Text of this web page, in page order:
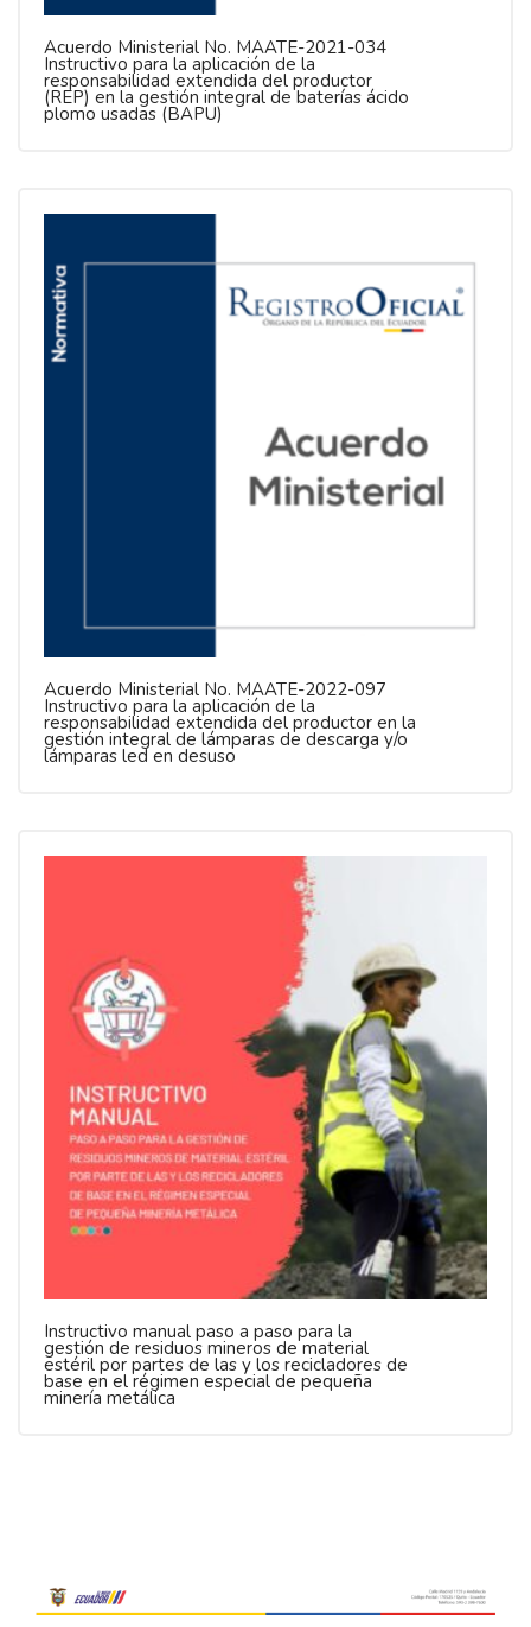
Acuerdo Ministerial No. MAATE-2021-034
Instructivo para la aplicación de la
responsabilidad extendida del productor
(REP) en la gestión integral de baterías ácido
plomo usadas (BAPU)
Acuerdo Ministerial No. MAATE-2022-097
Instructivo para la aplicación de la
responsabilidad extendida del productor en la
gestión integral de lámparas de descarga y/o
lámparas led en desuso
Instructivo manual paso a paso para la
gestión de residuos mineros de material
estéril por partes de las y los recicladores de
base en el régimen especial de pequeña
minería metálica